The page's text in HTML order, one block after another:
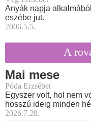
Anyák napja
eszébe jut.
2006.5.5.
A
Mai mese
Póda Erzsébet
Egyszer volt, hol nem
hosszú ideig minden
2026.7.28.